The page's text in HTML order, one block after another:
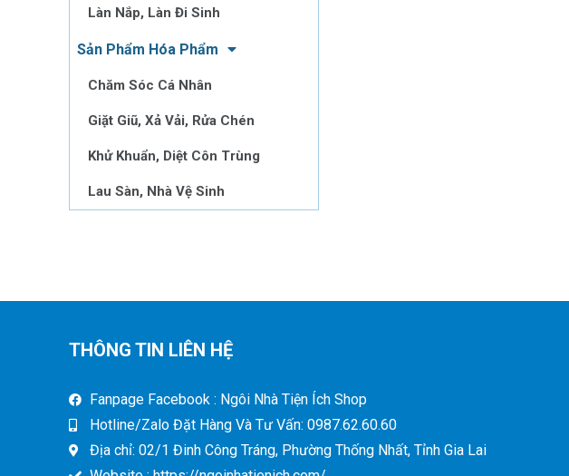
Làn Nắp, Làn Đi Sinh
Sản Phẩm Hóa Phẩm
Chăm Sóc Cá Nhân
Giặt Giũ, Xả Vải, Rửa Chén
Khử Khuẩn, Diệt Côn Trùng
Lau Sàn, Nhà Vệ Sinh
THÔNG TIN LIÊN HỆ
Fanpage Facebook : Ngôi Nhà Tiện Ích Shop
Hotline/Zalo Đặt Hàng Và Tư Vấn: 0987.62.60.60
Địa chỉ: 02/1 Đinh Công Tráng, Phường Thống Nhất, Tỉnh Gia Lai